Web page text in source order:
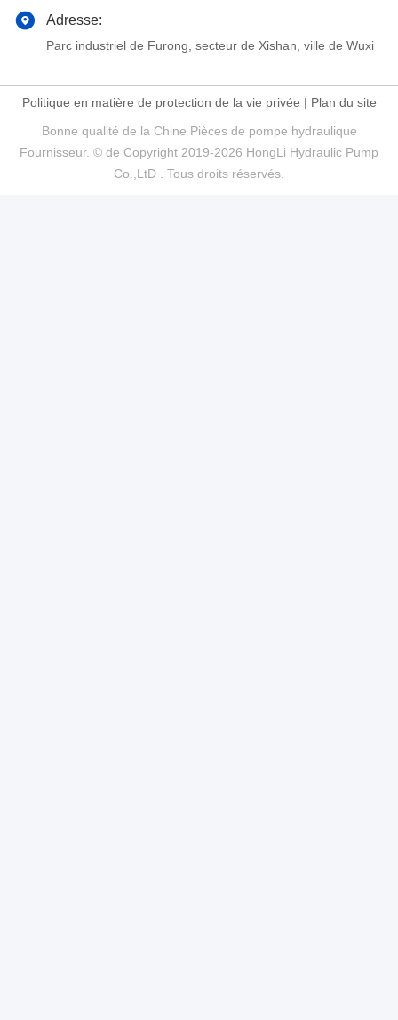
Adresse:
Parc industriel de Furong, secteur de Xishan, ville de Wuxi
Politique en matière de protection de la vie privée | Plan du site
Bonne qualité de la Chine Pièces de pompe hydraulique
Fournisseur. © de Copyright 2019-2026 HongLi Hydraulic Pump
Co.,LtD . Tous droits réservés.